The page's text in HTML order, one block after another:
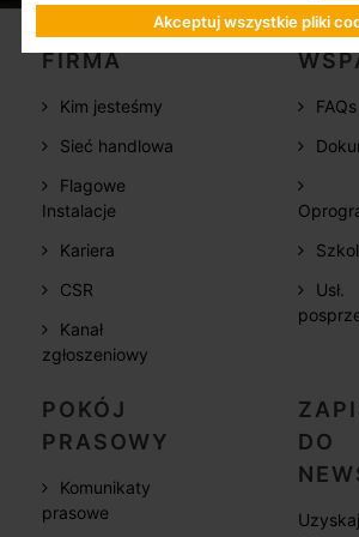
FIRMA
Kim jesteśmy
Sieć handlowa
Flagowe
Instalacje
Kariera
CSR
Kanał
zgłoszeniowy
FAQs
Usł.
POKÓJ
PRASOWY
Komunikaty
prasowe
DO
Akceptuj wszystkie pliki